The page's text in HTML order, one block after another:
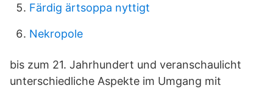
Färdig ärtsoppa nyttigt
Nekropole
bis zum 21. Jahrhundert und veranschaulicht
unterschiedliche Aspekte im Umgang mit